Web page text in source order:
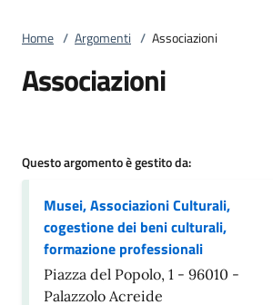
Home / Argomenti / Associazioni
Associazioni
Questo argomento è gestito da:
Musei, Associazioni Culturali,
cogestione dei beni culturali,
formazione professionali
Piazza del Popolo, 1 - 96010 -
Palazzolo Acreide